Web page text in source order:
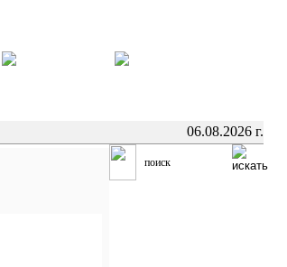
06.08.2026 г.